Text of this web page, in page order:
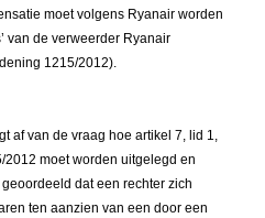
moet volgens Ryanair worden
van de verweerder Ryanair
1215/2012).
af van de vraag hoe artikel 7, lid 1,
moet worden uitgelegd en
dat een rechter zich
ten aanzien van een door een